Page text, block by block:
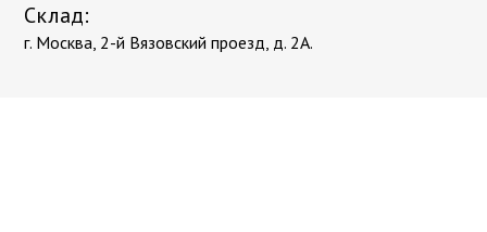
Склад:
г. Москва, 2-й Вязовский проезд, д. 2А.